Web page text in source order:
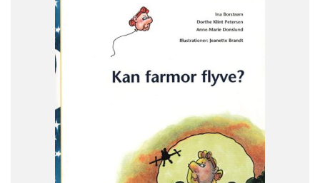
SYSTEM
FORMAT
Flergangsbog
9788723016669